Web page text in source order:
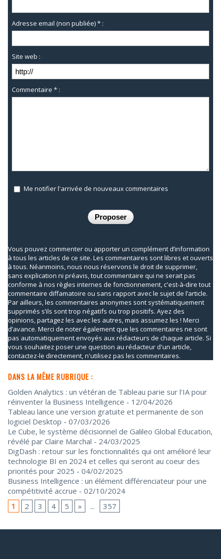
Adresse email (non publiée) * :
Site web :
Commentaire * :
Me notifier l'arrivée de nouveaux commentaires
Vous pouvez commenter ou apporter un complément d’information
à tous les articles de ce site. Les commentaires sont libres et ouverts
à tous. Néanmoins, nous nous réservons le droit de supprimer,
sans explication ni préavis, tout commentaire qui ne serait pas
conforme à nos règles internes de fonctionnement, c'est-à-dire tout
commentaire diffamatoire ou sans rapport avec le sujet de l’article.
Par ailleurs, les commentaires anonymes sont systématiquement
supprimés s’ils sont trop négatifs ou trop positifs. Ayez des
opinions, partagez les avec les autres, mais assumez les ! Merci
d’avance. Merci de noter également que les commentaires ne sont
pas automatiquement envoyés aux rédacteurs de chaque article. Si
vous souhaitez poser une question au rédacteur d'un article,
contactez-le directement, n'utilisez pas les commentaires.
DANS LA MÊME RUBRIQUE :
Golden Analytics : un vétéran de Tableau parie sur l'IA pour
réinventer la Business Intelligence - 12/04/2026
Tableau lance une version gratuite et permanente de son
logiciel Desktop - 07/03/2026
Le Cube, le système décisionnel de Galileo Global Education,
révélé par Claire Marchal - 24/03/2025
DigDash : retour sur les fonctionnalités qui ont amélioré leur
technologie BI en 2024 et celles qui seront au coeur des
priorités pour 2025 - 04/02/2025
Business Intelligence : un élément différenciateur pour une
compétitivité accrue - 02/10/2024
1
2 3 4 5 » ... 357